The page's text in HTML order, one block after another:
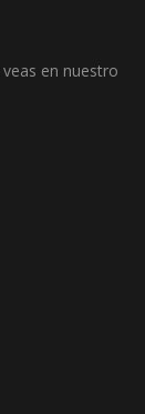
en nuestro